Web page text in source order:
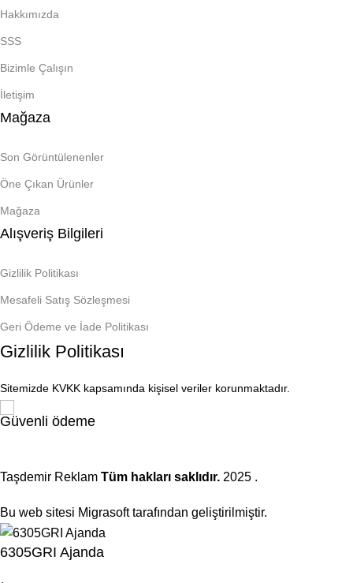
Hakkımızda
SSS
Bizimle Çalışın
İletişim
Mağaza
Son Görüntülenenler
Öne Çıkan Ürünler
Mağaza
Alışveriş Bilgileri
Gizlilik Politikası
Mesafeli Satış Sözleşmesi
Geri Ödeme ve İade Politikası
Gizlilik Politikası
Sitemizde KVKK kapsamında kişisel veriler korunmaktadır.
Güvenli ödeme
Taşdemir Reklam Tüm hakları saklıdır. 2025 .
Bu web sitesi Migrasoft tarafından geliştirilmiştir.
6305GRI Ajanda